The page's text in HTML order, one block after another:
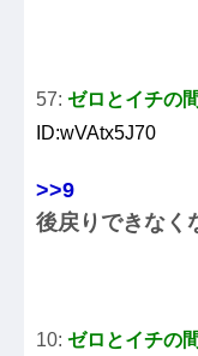
57: ゼロとイチの
ID:wVAtx5J70
>>9
後戻りできなく
10: ゼロとイチの